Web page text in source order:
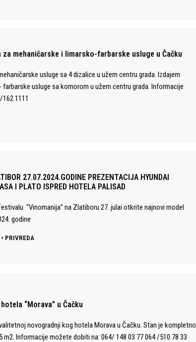
za mehaničarske i limarsko-farbarske usluge u Čačku
usluge sa 4 dizalice u užem centru grada. Izdajem
usluge sa komorom u užem centru grada. Informacije
1111
27.07.2024.GODINE PREZENTACIJA HYUNDAI
I PLATO ISPRED HOTELA PALISAD
“Vinomanija” na Zlatiboru 27. julai otkrite najnovi model
godine
• PRIVREDA
“Morava” u Čačku
novogradnji kog hotela Morava u Čačku. Stan je kompletno
m2. Informacije možete dobiti na: 064/ 148 03 77 064 /510 78 33